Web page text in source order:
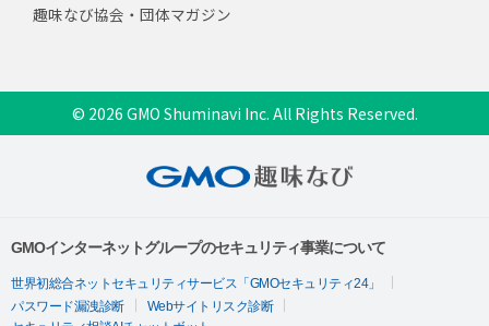
趣味なび協会・団体マガジン
© 2026 GMO Shuminavi Inc. All Rights Reserved.